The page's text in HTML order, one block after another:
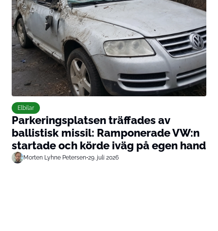
Elbilar
Parkeringsplatsen träffades av
ballistisk missil: Ramponerade VW:n
startade och körde iväg på egen hand
Morten Lyhne Petersen•29. juli 2026